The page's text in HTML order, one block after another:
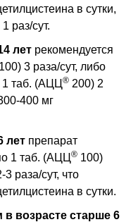
в сутки,
раз/сут.
лет рекомендуется
100) 3 раза/сут, либо
1 таб. (АЦЦ ® 200) 2
400 мг
лет препарат
1 таб. (АЦЦ ® 100)
3 раза/сут, что
в сутки.
в возрасте старше 6